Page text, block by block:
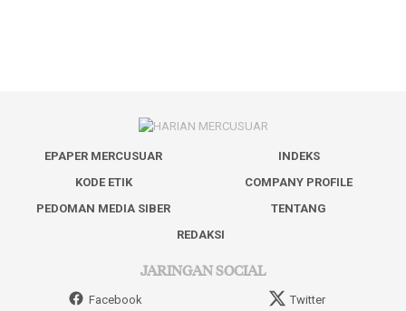
EPAPER MERCUSUAR
INDEKS
KODE ETIK
COMPANY PROFILE
PEDOMAN MEDIA SIBER
TENTANG
REDAKSI
JARINGAN SOCIAL
Facebook Twitter